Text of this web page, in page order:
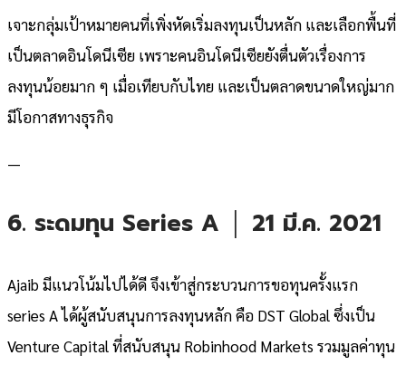
เจาะกลุ่มเป้าหมายคนที่เพิ่งหัดเริ่มลงทุนเป็นหลัก และเลือกพื้นที่
เป็นตลาดอินโดนีเซีย เพราะคนอินโดนีเซียยังตื่นตัวเรื่องการ
ลงทุนน้อยมาก ๆ เมื่อเทียบกับไทย และเป็นตลาดขนาดใหญ่มาก
มีโอกาสทางธุรกิจ
—
6. ระดมทุน Series A │ 21 มี.ค. 2021
Ajaib มีแนวโน้มไปได้ดี จึงเข้าสู่กระบวนการขอทุนครั้งแรก
series A ได้ผู้สนับสนุนการลงทุนหลัก คือ DST Global ซึ่งเป็น
Venture Capital ที่สนับสนุน Robinhood Markets รวมมูลค่าทุน